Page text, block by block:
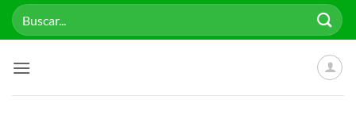
Saltar
Buscar
por: